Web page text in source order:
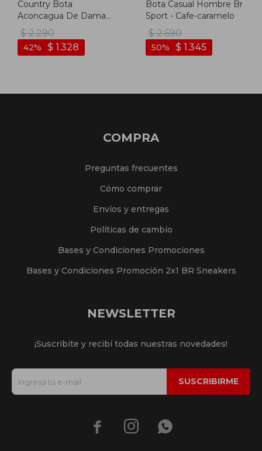
Country Bota
Aconcagua De Dama
Acordonada - Camel -
Camel
$ 2.290
$ 1.328
42
Bota Casual Hombre Br
Sport - Cafe-caramelo
$ 2.690
$ 1.345
50
COMPRA
Preguntas frecuentes
Cómo comprar
Envíos y entregas
Políticas de cambio
Bases y Condiciones Promociones
Bases y Condiciones Promoción 2x1 BR Sneakers
NEWSLETTER
¡Suscribite y recibí todas nuestras novedades!
SUSCRIBIRME
  